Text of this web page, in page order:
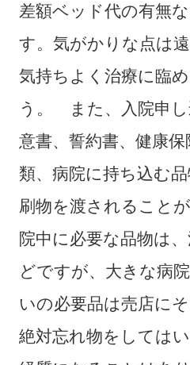
差額ベッド代の有無
す。気がかりな点は
気持ちよく治療に臨
う。 また、入院申し
意書、誓約書、健康
類、病院に持ち込む
刷物を渡されること
院中に必要な品物は
どですが、大きな病
いの必要品は売店に
絶対忘れ物をしては